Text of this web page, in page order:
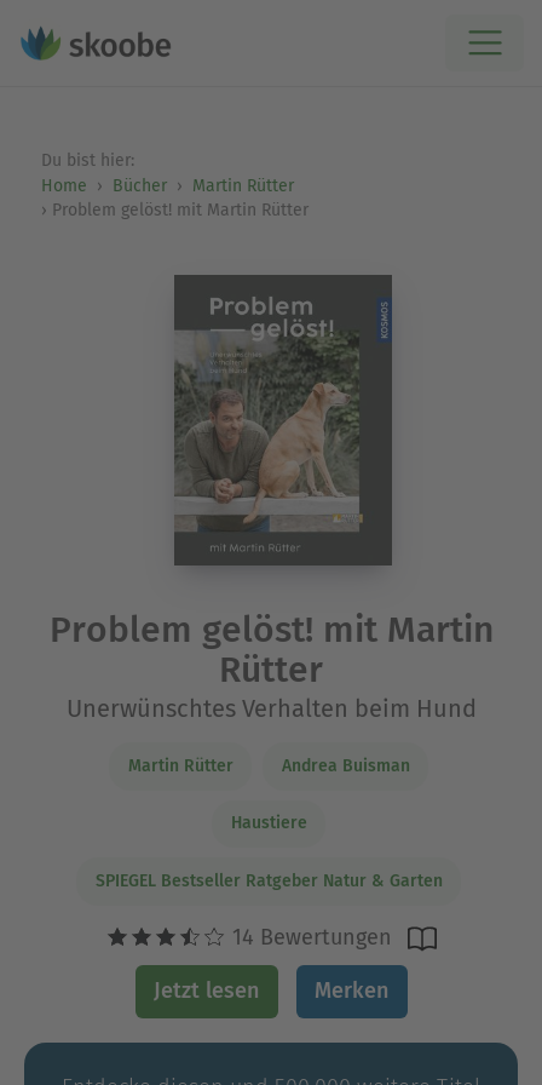
Du bist hier:
Home
Bücher
Martin Rütter
Problem gelöst! mit Martin Rütter
Problem gelöst! mit Martin
Rütter
Unerwünschtes Verhalten beim Hund
Martin Rütter Andrea Buisman
Haustiere
SPIEGEL Bestseller Ratgeber Natur & Garten
14 Bewertungen
Jetzt lesen Merken